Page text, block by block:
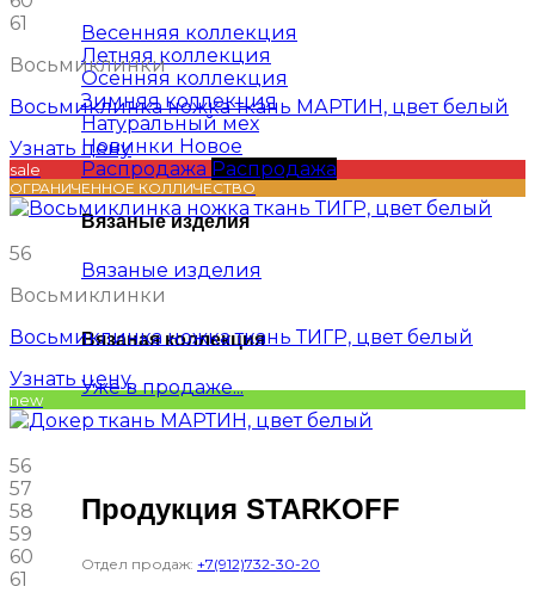
Весенняя коллекция
Летняя коллекция
Осенняя коллекция
Зимняя коллекция
Натуральный мех
Новинки
Распродажа
Вязаные изделия
Вязаные изделия
Вязаная коллекция
Уже в продаже...
Продукция STARKOFF
Отдел продаж: +7(912)732-30-20
61
Восьмиклинки
Восьмиклинка ножка ткань МАРТИН, цвет белый
Узнать цену
sale
ОГРАНИЧЕННОЕ КОЛЛИЧЕСТВО
56
Восьмиклинки
Восьмиклинка ножка ткань ТИГР, цвет белый
Узнать цену
new
56
57
58
59
60
61